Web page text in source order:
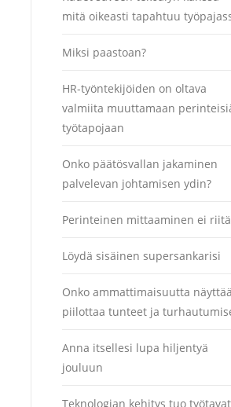
mitä oikeasti tapahtuu
Miksi paastoan?
HR-työntekijöiden on oltava
valmiita muuttamaan
työtapojaan
Onko päätösvallan jakaminen
palvelevan johtamisen ydin?
Perinteinen mittaaminen ei riitä
Löydä sisäinen supersankarisi
Onko ammattimaisuutta
piilottaa tunteet ja
Anna itsellesi lupa hiljentyä
jouluun
Teknologian kehitys tuo työtavat